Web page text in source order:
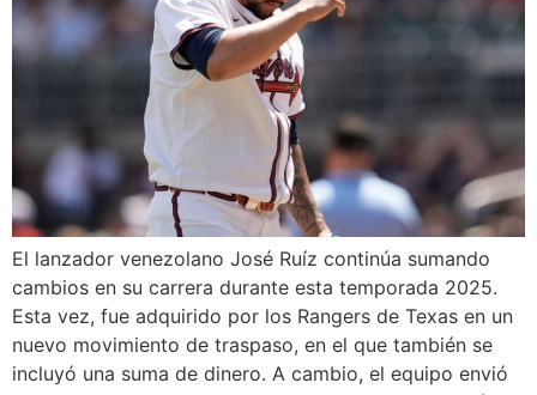
El lanzador venezolano José Ruíz continúa sumando
cambios en su carrera durante esta temporada 2025.
Esta vez, fue adquirido por los Rangers de Texas en un
nuevo movimiento de traspaso, en el que también se
incluyó una suma de dinero. A cambio, el equipo envió